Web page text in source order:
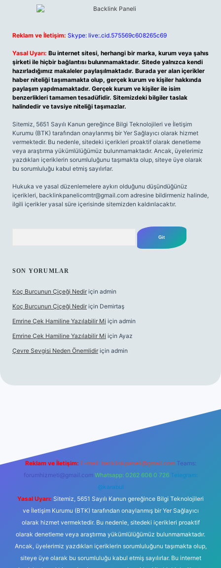
Reklam ve İletişim: Skype: live:.cid.575569c608265c69
Yasal Uyarı: Bu internet sitesi, herhangi bir marka, kurum veya şahıs
şirketi ile hiçbir bağlantısı bulunmamaktadır. Sitede yalnızca kendi
hazırladığımız makaleler paylaşılmaktadır. Burada yer alan içerikler
haber niteliği taşımamakta olup, gerçek kurum ve kişiler hakkında
paylaşım yapılmamaktadır. Gerçek kurum ve kişiler ile isim
benzerlikleri tamamen tesadüfidir. Sitemizdeki bilgiler taslak
halindedir ve tavsiye niteliği taşımazlar.
Sitemiz, 5651 Sayılı Kanun gereğince Bilgi Teknolojileri ve İletişim
Kurumu (BTK) tarafından onaylanmış bir Yer Sağlayıcı olarak hizmet
vermektedir. Bu nedenle, sitedeki içerikleri proaktif olarak denetleme
veya araştırma yükümlülüğümüz bulunmamaktadır. Ancak, üyelerimiz
yazdıkları içeriklerin sorumluluğunu taşımakta olup, siteye üye olarak
bu sorumluluğu kabul etmiş sayılırlar.
Hukuka ve yasal düzenlemelere aykırı olduğunu düşündüğünüz
içerikleri, backlinkpanelicomtr@gmail.com adresine bildirmeniz halinde,
ilgili içerikler yasal süre içerisinde sitemizden kaldırılacaktır.
SON YORUMLAR
Koç Burcunun Çiçeği Nedir için admin
Koç Burcunun Çiçeği Nedir için Demirtaş
Emrine Çek Hamiline Yazılabilir Mi için admin
Emrine Çek Hamiline Yazılabilir Mi için Ayaz
Çevre Sevgisi Neden Önemlidir için admin
Reklam ve İletişim: E-mail: backlinkpaneli@gmail.com Teams:
forumhizmeti@gmail.com Whatsapp: 0262 606 0 726 Telegram:
@karabul
Yasal Uyarı: Sitemiz, 5651 Sayılı Kanun gereğince Bilgi Teknolojileri
ve İletişim Kurumu (BTK) tarafından onaylanmış bir Yer Sağlayıcı
olarak hizmet vermektedir. Bu nedenle, sitedeki içerikleri proaktif
olarak denetleme veya araştırma yükümlülüğümüz bulunmamaktadır.
Ancak, üyelerimiz yazdıkları içeriklerin sorumluluğunu taşımakta olup,
siteye üye olarak bu sorumluluğu kabul etmiş sayılırlar. Bu internet